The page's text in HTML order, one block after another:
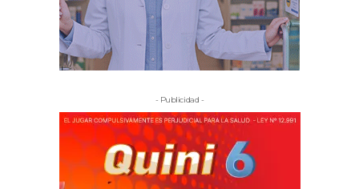
- Publicidad -